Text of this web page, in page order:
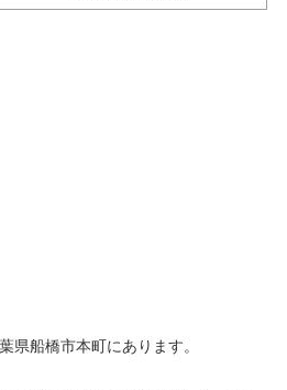
県船橋市本町にあります。